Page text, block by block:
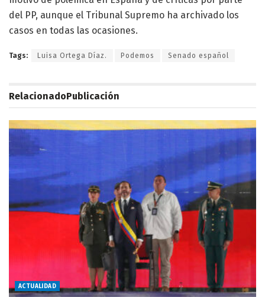
del PP, aunque el Tribunal Supremo ha archivado los
casos en todas las ocasiones.
Tags: Luisa Ortega Díaz. Podemos Senado español
RelacionadoPublicación
ACTUALIDAD